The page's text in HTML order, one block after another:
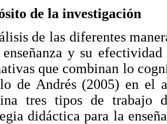
de la investigación
de las diferentes
y su
que combinan lo
de Andrés (2005) en el
tres tipos de trabajo
didáctica para la